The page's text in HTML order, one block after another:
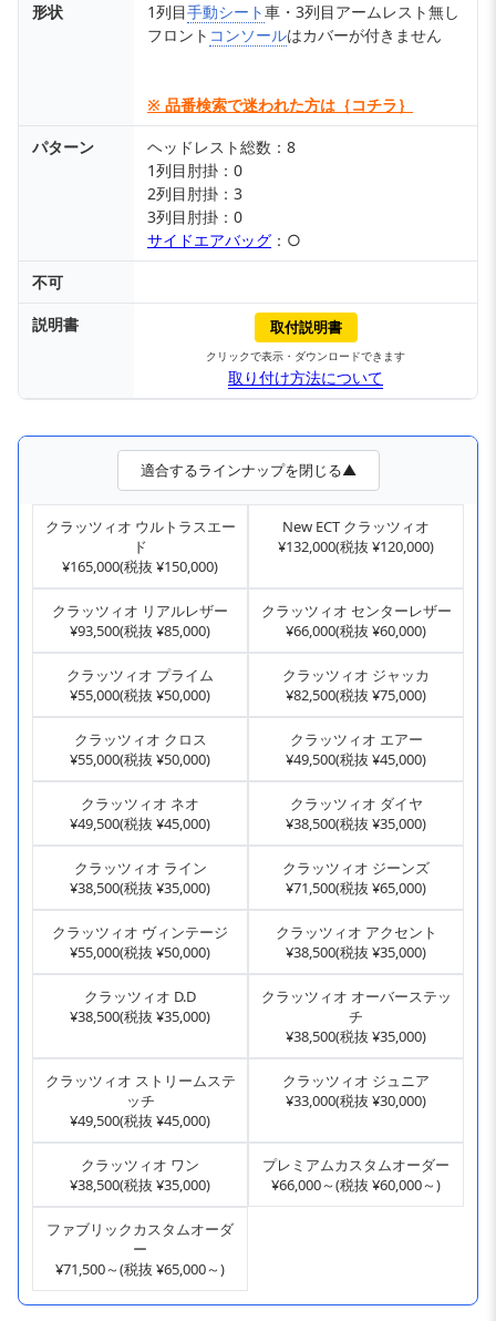
形状
1列目手動シート車・3列目アームレスト無し
フロント コンソールはカバーが付きません
※ 品番検索で迷われた方は｛コチラ｝
パターン
ヘッドレスト総数：8
1列目肘掛：0
2列目肘掛：3
3列目肘掛：0
サイドエアバッグ ：○
不可
説明書
取付説明書
クリックで表示・ダウンロードできます
取り付け方法について
適合するラインナップを閉じる▲
クラッツィオ ウルトラスエー
ド
¥165,000(税抜 ¥150,000)
New ECT クラッツィオ
¥132,000(税抜 ¥120,000)
クラッツィオ リアルレザー
¥93,500(税抜 ¥85,000)
クラッツィオ センターレザー
¥66,000(税抜 ¥60,000)
クラッツィオ プライム
¥55,000(税抜 ¥50,000)
クラッツィオ ジャッカ
¥82,500(税抜 ¥75,000)
クラッツィオ クロス
¥55,000(税抜 ¥50,000)
クラッツィオ エアー
¥49,500(税抜 ¥45,000)
クラッツィオ ネオ
¥49,500(税抜 ¥45,000)
クラッツィオ ダイヤ
¥38,500(税抜 ¥35,000)
クラッツィオ ライン
¥38,500(税抜 ¥35,000)
クラッツィオ ジーンズ
¥71,500(税抜 ¥65,000)
クラッツィオ ヴィンテージ
¥55,000(税抜 ¥50,000)
クラッツィオ アクセント
¥38,500(税抜 ¥35,000)
クラッツィオ D.D
¥38,500(税抜 ¥35,000)
クラッツィオ オーバーステッ
チ
¥38,500(税抜 ¥35,000)
クラッツィオ ストリームステ
ッチ
¥49,500(税抜 ¥45,000)
クラッツィオ ジュニア
¥33,000(税抜 ¥30,000)
クラッツィオ ワン
¥38,500(税抜 ¥35,000)
プレミアムカスタムオーダー
¥66,000～(税抜 ¥60,000～)
ファブリックカスタムオーダ
ー
¥71,500～(税抜 ¥65,000～)